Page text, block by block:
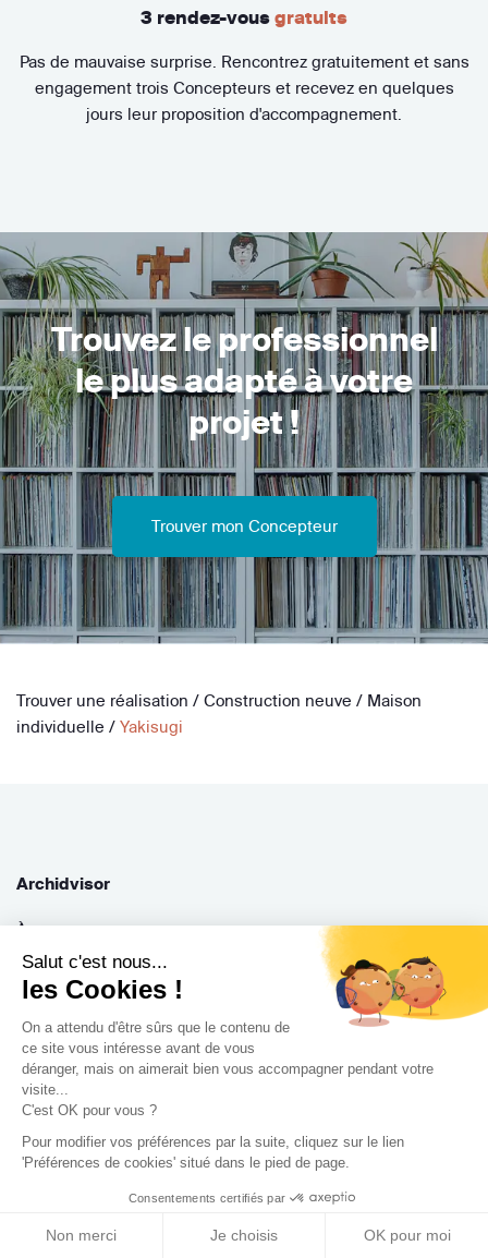
Salut c'est nous...
les Cookies !
On a attendu d'être sûrs que le contenu de
ce site vous intéresse avant de vous
déranger, mais on aimerait bien vous accompagner pendant votre
visite...
C'est OK pour vous ?
Pour modifier vos préférences par la suite, cliquez sur le lien
'Préférences de cookies' situé dans le pied de page.
Consentements certifiés par
Non merci Je choisis OK pour moi
3 rendez-vous gratuits
Pas de mauvaise surprise. Rencontrez gratuitement et sans
engagement trois Concepteurs et recevez en quelques
jours leur proposition d'accompagnement.
Trouvez le professionnel
le plus adapté à votre
projet !
Trouver mon Concepteur
Trouver une réalisation / Construction neuve / Maison
individuelle / Yakisugi
Archidvisor
À propos
Notre blog
Presse
Nos partenaires
Nous contacter
CGV / CGU
Politique de confidentialité
Gestion des cookies